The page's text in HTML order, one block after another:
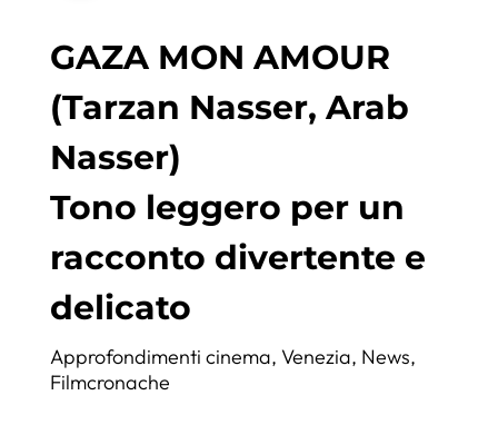
GAZA MON AMOUR
(Tarzan Nasser, Arab
Nasser)
Tono leggero per un
racconto divertente e
delicato
Approfondimenti cinema, Venezia, News,
Filmcronache